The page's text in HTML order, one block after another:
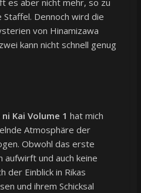
Dennoch wird die
von Hinamizawa
kann nicht schnell genug
Kai Volume 1 hat mich
Atmosphäre der
Obwohl das erste
aufwirft und auch keine
der Einblick in Rikas
und ihrem Schicksal